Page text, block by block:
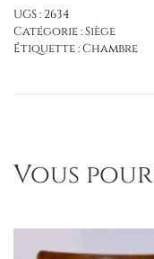
UGS : 2634
Catégorie :Siège
Étiquette :Chambre
Vous